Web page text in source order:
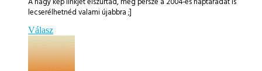
lecserélhetnéd valami újabbra ;]
Válasz